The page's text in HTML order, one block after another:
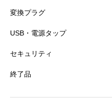
変換プラグ
USB・電源タップ
セキュリティ
終了品